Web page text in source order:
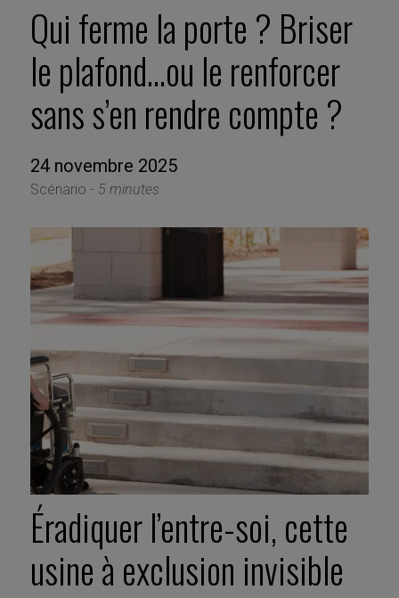
Qui ferme la porte ? Briser
le plafond…ou le renforcer
sans s’en rendre compte ?
24 novembre 2025
Scénario - 5 minutes
Éradiquer l’entre-soi, cette
usine à exclusion invisible